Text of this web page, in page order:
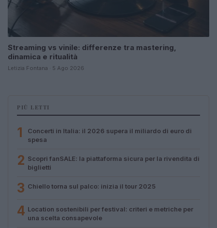
Streaming vs vinile: differenze tra mastering,
dinamica e ritualità
Letizia Fontana · 5 Ago 2026
PIÙ LETTI
1
Concerti in Italia: il 2026 supera il miliardo di euro di
spesa
2 Scopri fanSALE: la piattaforma sicura per la rivendita di
biglietti
3 Chiello torna sul palco: inizia il tour 2025
4 Location sostenibili per festival: criteri e metriche per
una scelta consapevole